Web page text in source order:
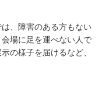
、障害のある方もない
場に足を運べない人で
の様子を届けるなど、